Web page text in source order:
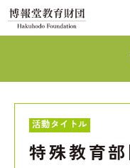
活動タイトル
特殊教育